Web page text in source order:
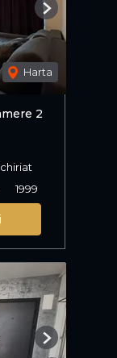
Harta
Next
2
1999
Next